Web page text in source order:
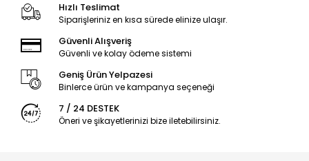
Hızlı Teslimat
Siparişleriniz en kısa sürede elinize ulaşır.
Güvenli Alışveriş
Güvenli ve kolay ödeme sistemi
Geniş Ürün Yelpazesi
Binlerce ürün ve kampanya seçeneği
7 / 24 DESTEK
Öneri ve şikayetlerinizi bize iletebilirsiniz.